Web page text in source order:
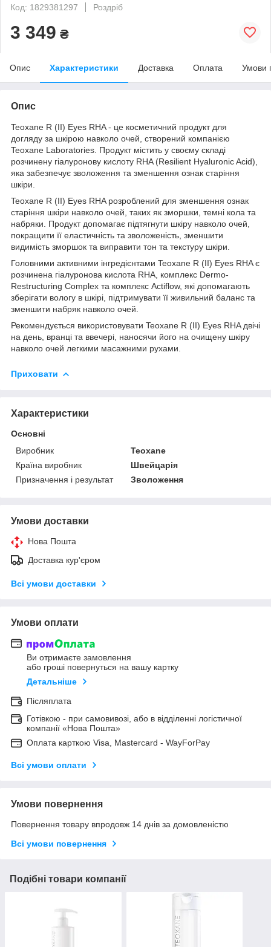
Код: 1829381297
Роздріб
3 349 ₴
Опис Характеристики Доставка Оплата Умови
Опис
Teoxane R (II) Eyes RHA - це косметичний продукт для
догляду за шкірою навколо очей, створений компанією
Teoxane Laboratories. Продукт містить у своєму складі
розчинену гіалуронову кислоту RHA (Resilient Hyaluronic Acid),
яка забезпечує зволоження та зменшення ознак старіння
шкіри.
Teoxane R (II) Eyes RHA розроблений для зменшення ознак
старіння шкіри навколо очей, таких як зморшки, темні кола та
набряки. Продукт допомагає підтягнути шкіру навколо очей,
покращити її еластичність та зволоженість, зменшити
видимість зморшок та виправити тон та текстуру шкіри.
Головними активними інгредієнтами Teoxane R (II) Eyes RHA є
розчинена гіалуронова кислота RHA, комплекс Dermo-
Restructuring Complex та комплекс Actiflow, які допомагають
зберігати вологу в шкірі, підтримувати її живильний баланс та
зменшити набряк навколо очей.
Рекомендується використовувати Teoxane R (II) Eyes RHA двічі
на день, вранці та ввечері, наносячи його на очищену шкіру
навколо очей легкими масажними рухами.
Приховати
Характеристики
Основні
Виробник
Teoxane
Країна виробник
Швейцарія
Призначення і результат
Зволоження
Умови доставки
Нова Пошта
Доставка кур'єром
Всі умови доставки
Умови оплати
Ви отримаєте замовлення
або гроші повернуться на вашу картку
Детальніше
Післяплата
Готівкою - при самовивозі, або в відділенні логістичної
компанії «Нова Пошта»
Оплата карткою Visa, Mastercard - WayForPay
Всі умови оплати
Умови повернення
Повернення товару впродовж 14 днів за домовленістю
Всі умови повернення
Подібні товари компанії